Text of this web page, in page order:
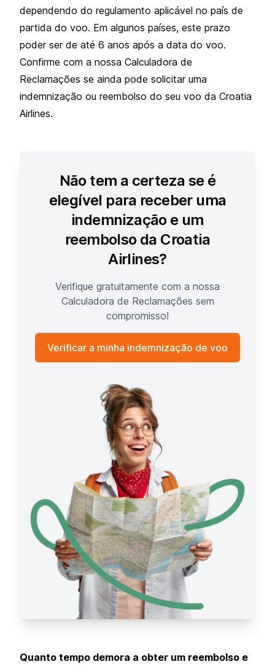
dependendo do regulamento aplicável no país de
partida do voo. Em algunos países, este prazo
poder ser de até 6 anos após a data do voo.
Confirme com a nossa Calculadora de
Reclamações se ainda pode solicitar uma
indemnização ou reembolso do seu voo da Croatia
Airlines.
Não tem a certeza se é
elegível para receber uma
indemnização e um
reembolso da Croatia
Airlines?
Verifique gratuitamente com a nossa
Calculadora de Reclamações sem
compromisso!
Verificar a minha indemnização de voo
Quanto tempo demora a obter um reembolso e